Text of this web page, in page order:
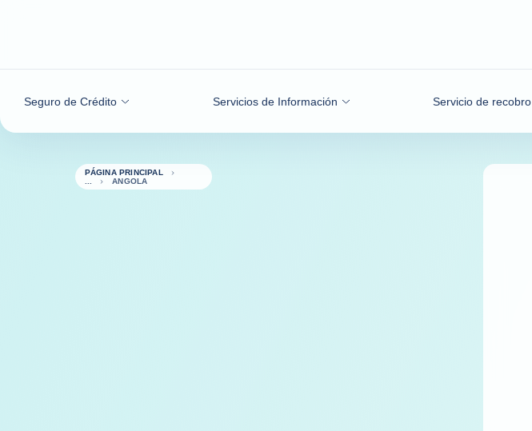
Seguro de Crédito Servicios de Información Servicio de recobro
PÁGINA PRINCIPAL
ANGOLA